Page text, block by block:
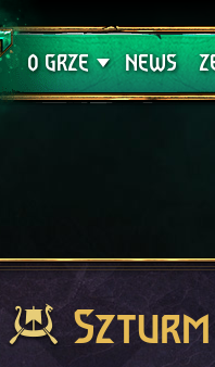
O GRZE
Wsparcie techniczne
NEWS
Szturm